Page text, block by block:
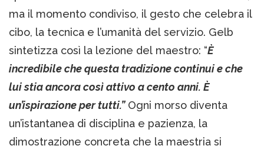
ma il momento condiviso, il gesto che celebra il
cibo, la tecnica e l’umanità del servizio. Gelb
sintetizza così la lezione del maestro: “È
incredibile che questa tradizione continui e che
lui stia ancora così attivo a cento anni. È
un’ispirazione per tutti.”Ogni morso diventa
un’istantanea di disciplina e pazienza, la
dimostrazione concreta che la maestria si